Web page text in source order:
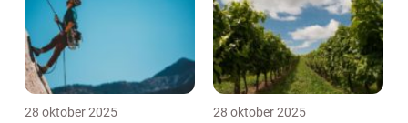
28 oktober 2025 28 oktober 2025